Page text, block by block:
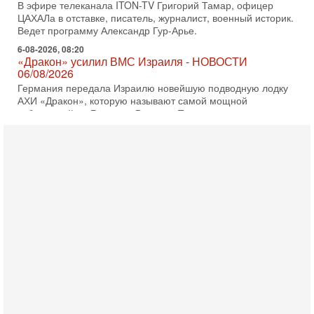
В эфире телеканала ITON-TV Григорий Тамар, офицер
ЦАХАЛа в отставке, писатель, журналист, военный историк.
Ведет программу Александр Гур-Арье.
6-08-2026, 08:20
«Дракон» усилил ВМС Израиля - НОВОСТИ
06/08/2026
Германия передала Израилю новейшую подводную лодку
АХИ «Дракон», которую называют самой мощной
субмариной на Ближнем Востоке. Передача прошла на